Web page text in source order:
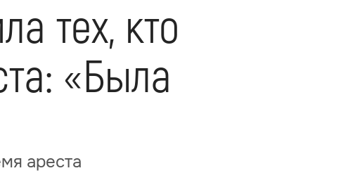
тех, кто
«Была
ареста